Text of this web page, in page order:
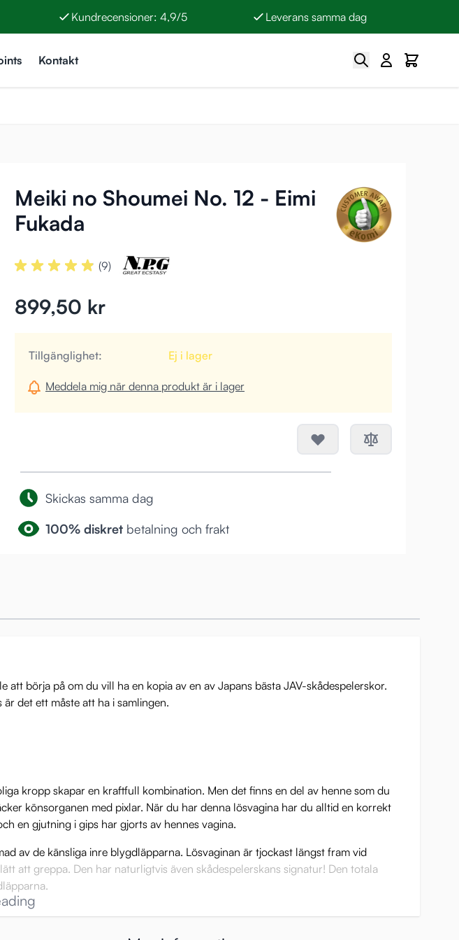
Kundrecensioner: 4,9/5
Leverans samma dag
Kontakt Sök Cart
Meiki no Shoumei No. 12 - Eimi
Fukada
(9)
899,50 kr
Tillgänglighet: Ej i lager
Meddela mig när denna produkt är i lager
Skickas samma dag
100% diskret betalning och frakt
börja på om du vill ha en kopia av en av Japans bästa JAV-skådespelerskor.
det ett måste att ha i samlingen.
kropp skapar en kraftfull kombination. Men det finns en del av henne som du
könsorganen med pixlar. När du har denna lösvagina har du alltid en korrekt
en gjutning i gips har gjorts av hennes vagina.
av de känsliga inre blygdläpparna. Lösvaginan är tjockast längst fram vid
att greppa. Den har naturligtvis även skådespelerskans signatur! Den totala